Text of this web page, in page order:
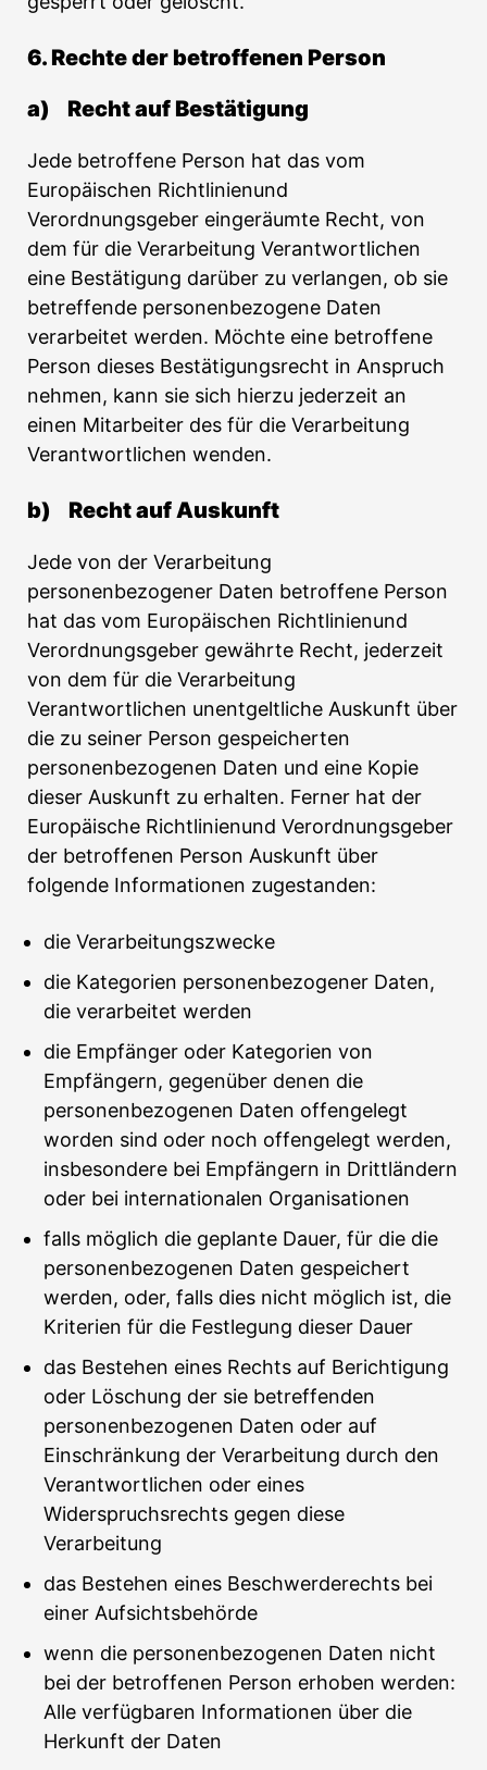
6. Rechte der betroffenen Person
a) Recht auf Bestätigung
Jede betroffene Person hat das vom
Europäischen Richtlinienund
Verordnungsgeber eingeräumte Recht, von
dem für die Verarbeitung Verantwortlichen
eine Bestätigung darüber zu verlangen, ob sie
betreffende personenbezogene Daten
verarbeitet werden. Möchte eine betroffene
Person dieses Bestätigungsrecht in Anspruch
nehmen, kann sie sich hierzu jederzeit an
einen Mitarbeiter des für die Verarbeitung
Verantwortlichen wenden.
b) Recht auf Auskunft
Jede von der Verarbeitung
personenbezogener Daten betroffene Person
hat das vom Europäischen Richtlinienund
Verordnungsgeber gewährte Recht, jederzeit
von dem für die Verarbeitung
Verantwortlichen unentgeltliche Auskunft über
die zu seiner Person gespeicherten
personenbezogenen Daten und eine Kopie
dieser Auskunft zu erhalten. Ferner hat der
Europäische Richtlinienund Verordnungsgeber
der betroffenen Person Auskunft über
folgende Informationen zugestanden:
die Verarbeitungszwecke
die Kategorien personenbezogener Daten,
die verarbeitet werden
die Empfänger oder Kategorien von
Empfängern, gegenüber denen die
personenbezogenen Daten offengelegt
worden sind oder noch offengelegt werden,
insbesondere bei Empfängern in Drittländern
oder bei internationalen Organisationen
falls möglich die geplante Dauer, für die die
personenbezogenen Daten gespeichert
werden, oder, falls dies nicht möglich ist, die
Kriterien für die Festlegung dieser Dauer
das Bestehen eines Rechts auf Berichtigung
oder Löschung der sie betreffenden
personenbezogenen Daten oder auf
Einschränkung der Verarbeitung durch den
Verantwortlichen oder eines
Widerspruchsrechts gegen diese
Verarbeitung
das Bestehen eines Beschwerderechts bei
einer Aufsichtsbehörde
wenn die personenbezogenen Daten nicht
bei der betroffenen Person erhoben werden:
Alle verfügbaren Informationen über die
Herkunft der Daten